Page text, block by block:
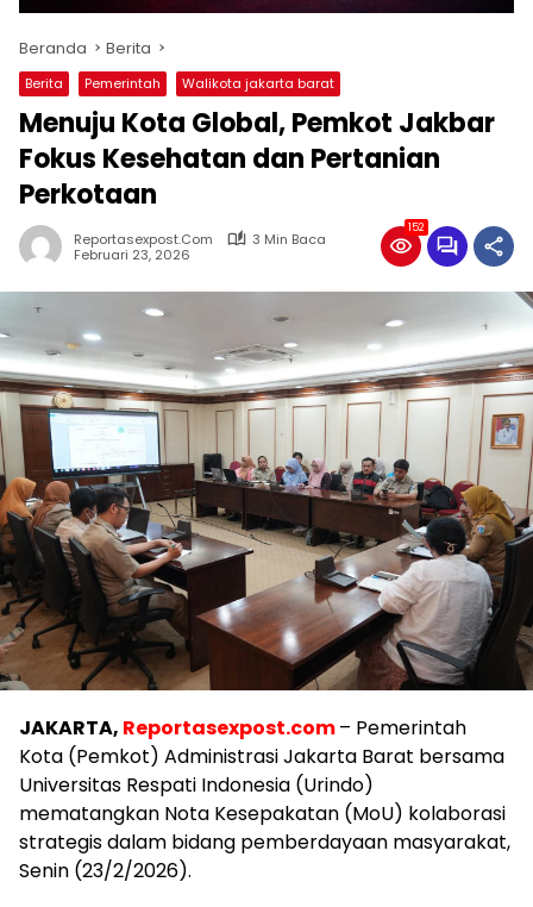
Beranda Berita
Berita Pemerintah Walikota jakarta barat
Menuju Kota Global, Pemkot Jakbar
Fokus Kesehatan dan Pertanian
Perkotaan
Reportasexpost.com
3 Min Baca
Februari 23, 2026
152
JAKARTA, Reportasexpost.com– Pemerintah
Kota (Pemkot) Administrasi Jakarta Barat bersama
Universitas Respati Indonesia (Urindo)
mematangkan Nota Kesepakatan (MoU) kolaborasi
strategis dalam bidang pemberdayaan masyarakat,
Senin (23/2/2026).